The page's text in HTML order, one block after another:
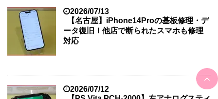
2026/07/13
【名古屋】iPhone14Proの基板修理・デ
ータ復旧！他店で断られたスマホも修理
対応
2026/07/12